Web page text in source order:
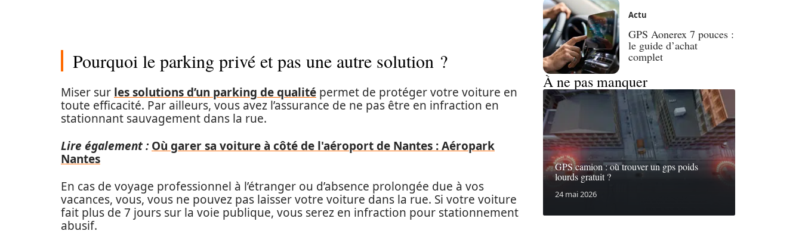
Pourquoi le parking privé et pas une autre solution ?
Miser sur les solutions d’un parking de qualité permet de protéger votre voiture en
toute efficacité. Par ailleurs, vous avez l’assurance de ne pas être en infraction en
stationnant sauvagement dans la rue.
Lire également : Où garer sa voiture à côté de l'aéroport de Nantes : Aéropark
Nantes
En cas de voyage professionnel à l’étranger ou d’absence prolongée due à vos
vacances, vous, vous ne pouvez pas laisser votre voiture dans la rue. Si votre voiture
fait plus de 7 jours sur la voie publique, vous serez en infraction pour stationnement
abusif.
Actu
GPS Aonerex 7 pouces :
le guide d’achat
complet
À ne pas manquer
GPS camion : où trouver un gps poids
lourds gratuit ?
24 mai 2026